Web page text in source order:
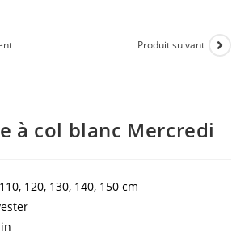
Produit suivant
à col blanc Mercredi
120, 130, 140, 150 cm